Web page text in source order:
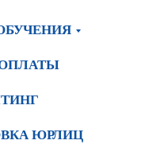
ЮРЛИЦ